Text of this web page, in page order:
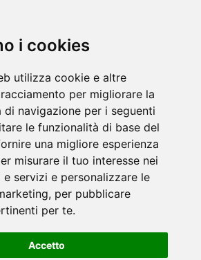
i cookies
utilizza cookie e altre
per migliorare la
di navigazione per i seguenti
le funzionalità di base del
una migliore esperienza
misurare il tuo interesse nei
servizi e personalizzare le
, per pubblicare
per te.
Accetto